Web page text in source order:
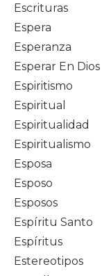
Escrituras
Espera
Esperanza
Esperar En Dios
Espiritismo
Espiritual
Espiritualidad
Espiritualismo
Esposa
Esposo
Esposos
Espíritu Santo
Espíritus
Estereotipos